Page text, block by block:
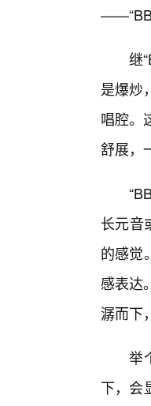
继
是爆炒
唱腔。
舒展，
长元音
的感觉
感表达
潺而下
举
下，会